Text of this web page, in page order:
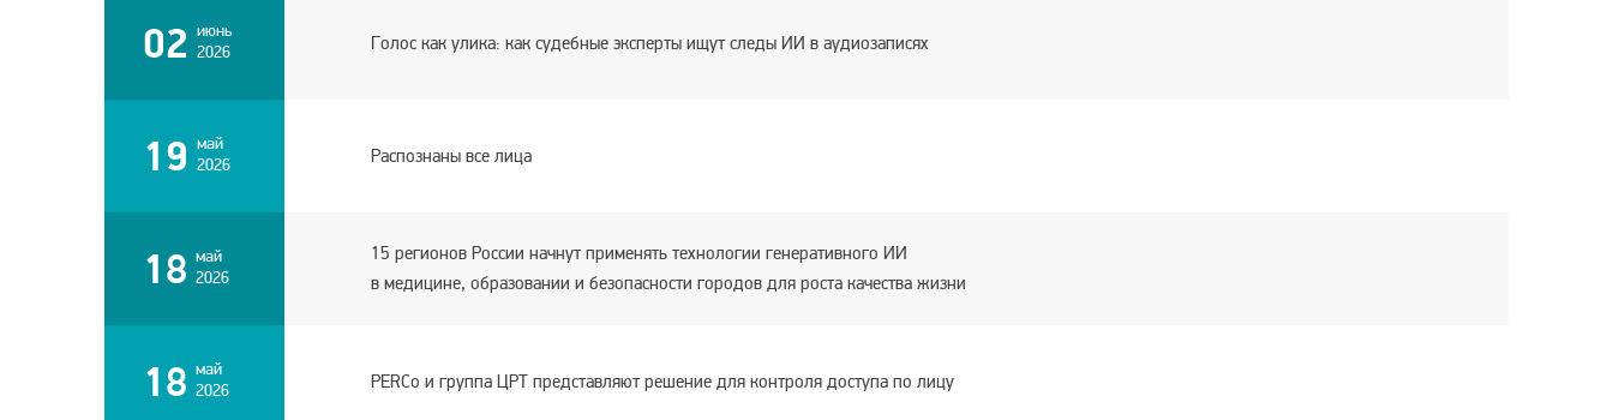
02 июнь
2026
Голос как улика: как судебные эксперты ищут следы ИИ в аудиозаписях
19 май
2026
Распознаны все лица
18 май
2026
15 регионов России начнут применять технологии генеративного ИИ
в медицине, образовании и безопасности городов для роста качества жизни
18 май
2026
PERCo и группа ЦРТ представляют решение для контроля доступа по лицу